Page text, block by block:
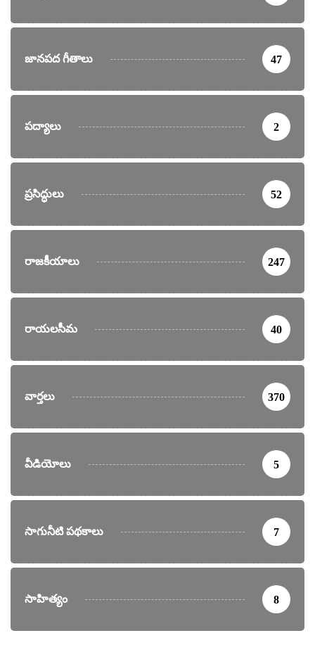
జానపద గీతాలు 47
పద్యాలు 2
ప్రసిద్ధులు 52
రాజకీయాలు 247
రాయలసీమ 40
వార్తలు 370
వీడియోలు 5
సాగునీటి పథకాలు 7
సాహిత్యం 8